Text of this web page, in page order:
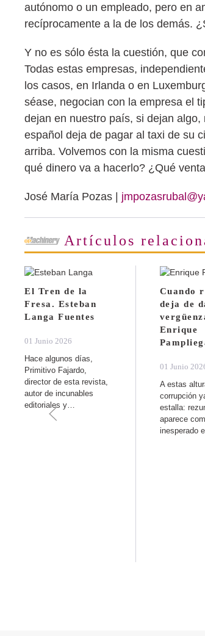
autónomo o un empleado, pero en
recíprocamente a la de los demás.
Y no es sólo ésta la cuestión, que
Todas estas empresas,
los casos, en Irlanda o en
séase, negocian con la empresa el
dejan en nuestro país, si dejan
español deja de pagar al taxi de su
arriba. Volvemos con la misma
qué dinero va a hacerlo? ¿Qué
José María Pozas |
Artículos
El Tren de la
Fresa. Esteban
Langa Fuentes
01 Junio 2026
Hace algunos días,
Primitivo Fajardo,
director de esta revista,
autor de incunables
editoriales y…
Cuando
deja de
Enrique
01 Junio
A estas
corrupción
estalla:
aparece
inesperado